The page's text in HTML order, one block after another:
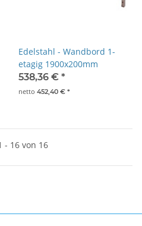
Edelstahl - Wandbord 1-
etagig 1900x200mm
538,36 € *
netto 452,40 € *
- 16 von 16